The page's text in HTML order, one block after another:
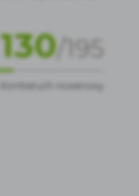
130/ 195
Kontraruch rowerowy